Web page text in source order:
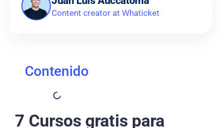
Content creator at Whaticket
Contenido
7 Cursos gratis para